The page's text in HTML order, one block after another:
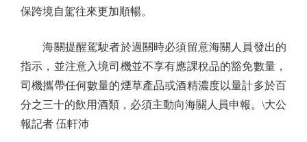
保跨境自駕往來更加順暢。
海關提醒駕駛者於過關時必須留意海關人員發出的
指示，並注意入境司機並不享有應課稅品的豁免數量，
司機攜帶任何數量的煙草產品或酒精濃度以量計多於百
分之三十的飲用酒類，必須主動向海關人員申報。\大公
報記者 伍軒沛